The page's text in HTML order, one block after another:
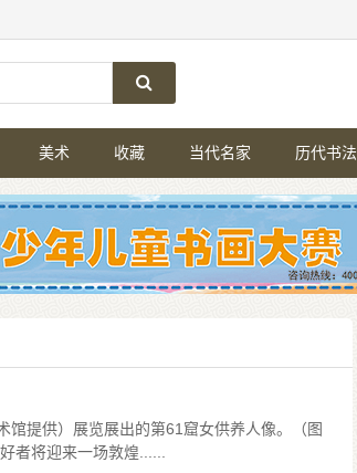
美术 收藏 当代名家 历代书法
提供）展览展出的第61窟女供养人像。（图
将迎来一场敦煌......